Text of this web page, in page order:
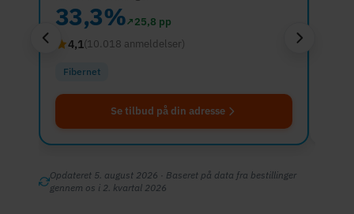
33,3%↗25,8 pp
4,1(10.018 anmeldelser)
Fibernet
Se tilbud på din adresse
Opdateret 5. august 2026 · Baseret på data fra bestillinger
gennem os i 2. kvartal 2026